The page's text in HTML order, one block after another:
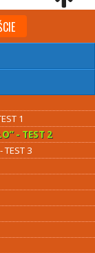
1
- TEST 2
TEST 3